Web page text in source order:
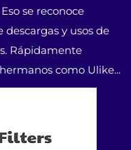
se reconoce
y usos de
Rápidamente
como Ulike...